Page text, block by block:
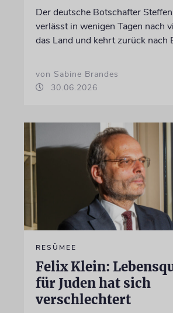
Der deutsche Botschafter
verlässt in wenigen Tagen nach
das Land und kehrt zurück nach
von Sabine Brandes
30.06.2026
RESÜMEE
Felix Klein:
für Juden hat sich
verschlechtert